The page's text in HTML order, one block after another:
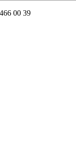
00 39